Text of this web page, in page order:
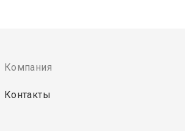
Компания
Контакты